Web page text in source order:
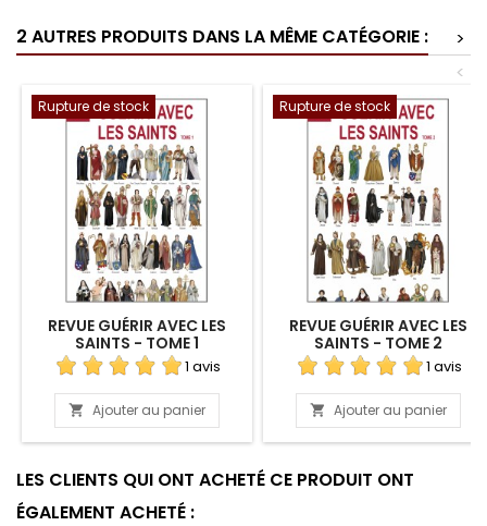
2 AUTRES PRODUITS DANS LA MÊME CATÉGORIE :
>
<
Rupture de stock
REVUE GUÉRIR AVEC LES
SAINTS - TOME 1
1 avis
 Ajouter au panier
Rupture de stock
REVUE GUÉRIR AVEC LES
SAINTS - TOME 2
1 avis
 Ajouter au panier
LES CLIENTS QUI ONT ACHETÉ CE PRODUIT ONT
ÉGALEMENT ACHETÉ :